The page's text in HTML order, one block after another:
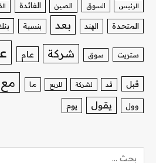
الرئيس السوق الصين الفائدة
المتحدة الهند بعد بنسبة
ستريت سوق شركة عام
قبل قد لشركة للربع ما مع
وول يقول يوم